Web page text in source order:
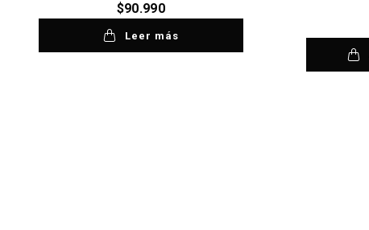
$90.990
Leer más